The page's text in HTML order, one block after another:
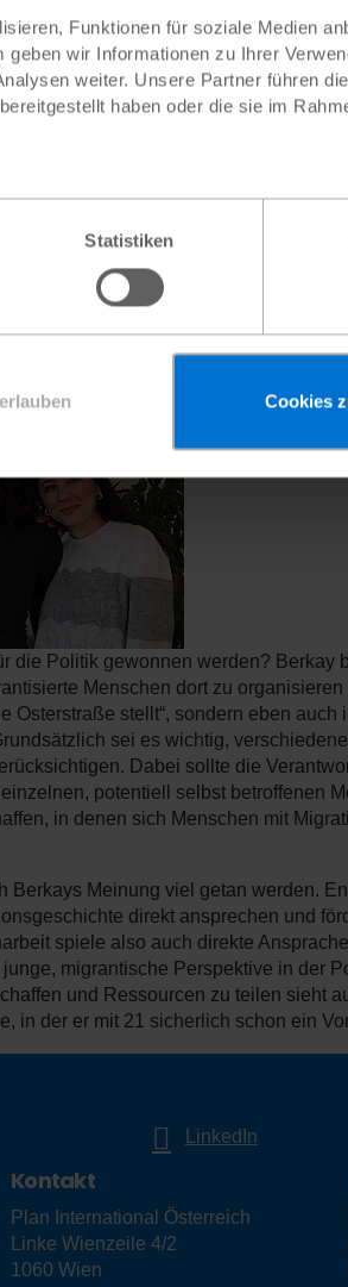
Funktionen für soziale Medien
wir Informationen zu Ihrer
weiter. Unsere Partner führen
haben oder die sie im
Statistiken
Cookies
die Themen Antirassismus und
Problem sollte nach Ansicht von
Thema, an dem
Person zu dem Thema
geltend machen, sondern immer auch
und diese berücksichtigen.
Strukturen der politischen Parteien.
die abschreckend wirken könnten
verunsichernd seien. Es fehle
und Menschen mit
oder mangelndes Interesse,
die Politik gewonnen werden? Berkay
Menschen dort zu
Osterstraße stellt“, sondern eben
sei es wichtig,
Dabei sollte die
potentiell selbst betroffenen
in denen sich Menschen mit
Berkays Meinung viel getan werden.
direkt ansprechen und
spiele also auch direkte
migrantische Perspektive in der
und Ressourcen zu teilen sieht
in der er mit 21 sicherlich schon ein
LinkedIn
Kontakt
Plan International Österreich
Linke Wienzeile 4/2
1060 Wien